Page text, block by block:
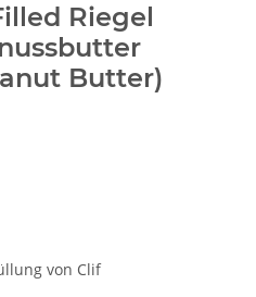
Riegel
Butter)
von Clif